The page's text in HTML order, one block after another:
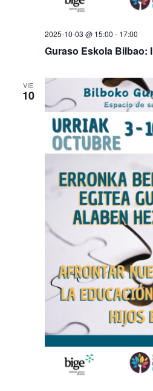
Guraso Eskola Bilbao:
2025-10-03 @ 15:00 - 17:00
VIE
10